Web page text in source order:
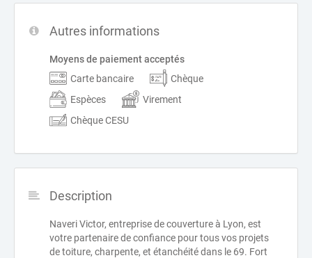
Autres informations
Moyens de paiement acceptés
Carte bancaire
Chèque
Espèces
Virement
Chèque CESU
Description
Naveri Victor, entreprise de couverture à Lyon, est
votre partenaire de confiance pour tous vos projets
de toiture, charpente, et étanchéité dans le 69. Fort